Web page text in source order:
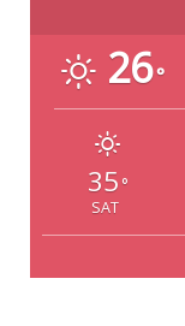
26°
35 °
SAT